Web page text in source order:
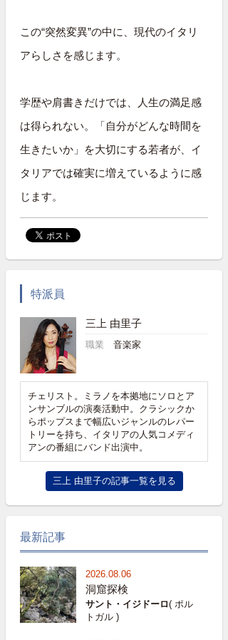
この“突然変異”の中に、現代のイタリ
アらしさを感じます。
学歴や肩書きだけでは、人生の満足感
は得られない。「自分がどんな時間を
生きたいか」を大切にする若者が、イ
タリアでは確実に増えているように感
じます。
特派員
三上 由里子
職業 音楽家
チェリスト。ミラノを本拠地にソロとア
ンサンブルの演奏活動中。クラシックか
らポップスまで幅広いジャンルのレパー
トリーを持ち、イタリアの人気コメディ
アンの番組にバンド出演中。
三上 由里子の記事一覧を見る
最新記事
2026.08.06
洞窟探検
サント・イジドーロ( ポル
トガル )